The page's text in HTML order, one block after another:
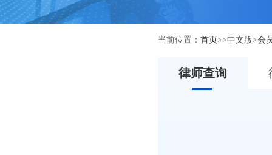
当前位置： 首页>>中文版>会
律师查询